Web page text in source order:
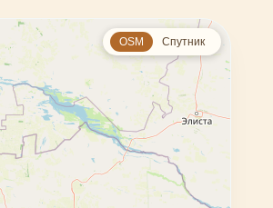
OSM Спутник